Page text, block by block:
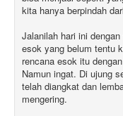
kita hanya berpindah
Jalanilah hari ini
esok yang belum tentu
rencana esok itu
Namun ingat. Di ujung
telah diangkat dan
mengering.